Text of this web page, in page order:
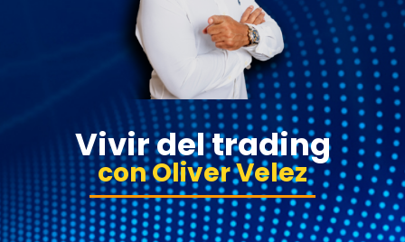
Vivir del trading
con Oliver Velez